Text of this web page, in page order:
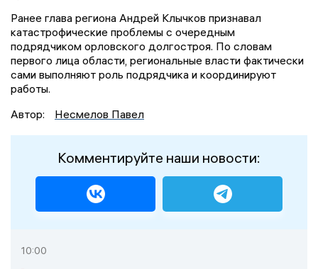
Ранее глава региона Андрей Клычков признавал
катастрофические проблемы с очередным
подрядчиком орловского долгостроя. По словам
первого лица области, региональные власти фактически
сами выполняют роль подрядчика и координируют
работы.
Автор:
Несмелов Павел
Комментируйте наши новости:
10:00